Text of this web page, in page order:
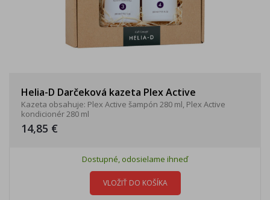
Helia-D Darčeková kazeta Plex Active
Kazeta obsahuje: Plex Active šampón 280 ml, Plex Active
kondicionér 280 ml
14,85 €
Dostupné, odosielame ihneď
VLOŽIŤ DO KOŠÍKA